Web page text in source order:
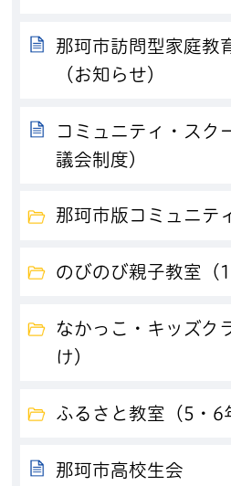
那珂市訪問型家庭教
（お知らせ）
コミュニティ・スク
議会制度）
那珂市版コミュニテ
のびのび親子教室（
なかっこ・キッズク
け）
ふるさと教室（5・6
那珂市高校生会